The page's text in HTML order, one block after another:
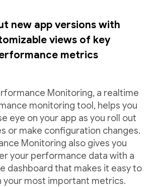
new app versions with
views of key
metrics
Monitoring, a realtime
monitoring tool, helps you
eye on your app as you roll out
or make configuration changes.
Monitoring also gives you
your performance data with a
dashboard that makes it easy to
your most important metrics.